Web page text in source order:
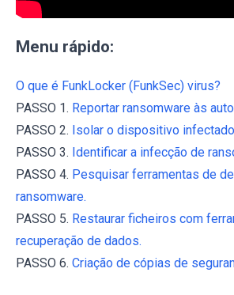
Menu rápido:
O que é FunkLocker (FunkSec) virus?
PASSO 1. Reportar ransomware às
PASSO 2. Isolar o dispositivo
PASSO 3. Identificar a infecção de
PASSO 4. Pesquisar ferramentas de
ransomware.
PASSO 5. Restaurar ficheiros com
recuperação de dados.
PASSO 6. Criação de cópias de